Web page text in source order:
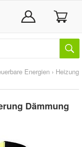
Energien › Heizung
Dämmung